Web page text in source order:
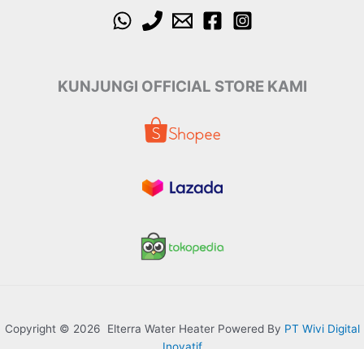
KUNJUNGI OFFICIAL STORE KAMI
Copyright © 2026 Elterra Water Heater Powered By PT Wivi Digital
Inovatif